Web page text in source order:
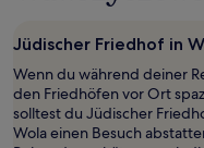
Jüdischer Friedhof in
Wenn du während deiner
den Friedhöfen vor Ort
solltest du Jüdischer
Wola einen Besuch